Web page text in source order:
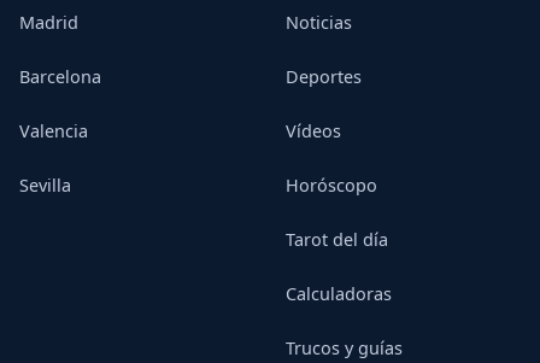
Madrid
Barcelona
Valencia
Sevilla
Noticias
Deportes
Vídeos
Horóscopo
Tarot del día
Calculadoras
Trucos y guías